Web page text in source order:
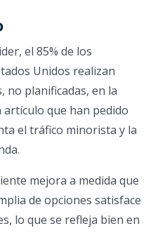
el 85% de los
Unidos realizan
no planificadas, en la
que han pedido
el tráfico minorista y la
mejora a medida que
de opciones satisface
lo que se refleja bien en